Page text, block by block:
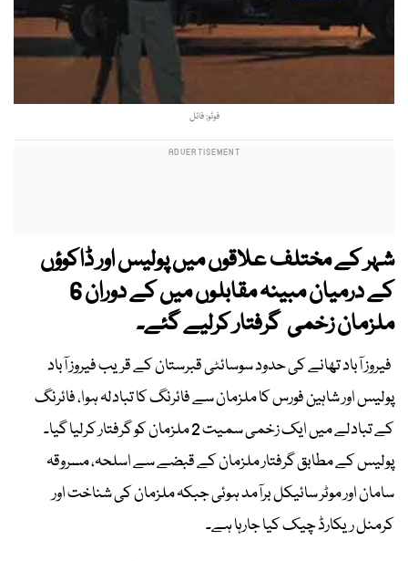
فوٹو: فائل
شہر کے مختلف علاقوں میں پولیس اور ڈاکوؤں
کے درمیان مبینہ مقابلوں میں کے دوران 6
ملزمان زخمی گرفتار کرلیے گئے۔
فیروز آباد تھانے کی حدود سوسائٹی قبرستان کے قریب فیروز آباد
پولیس اور شاہین فورس کا ملزمان سے فائرنگ کا تبادلہ ہوا، فائرنگ
کے تبادلے میں ایک زخمی سمیت 2 ملزمان کو گرفتار کرلیا گیا۔
پولیس کے مطابق گرفتار ملزمان کے قبضے سے اسلحہ، مسروقہ
سامان اور موٹر سائیکل برآمد ہوئی جبکہ ملزمان کی شناخت اور
کرمنل ریکارڈ چیک کیا جارہا ہے۔